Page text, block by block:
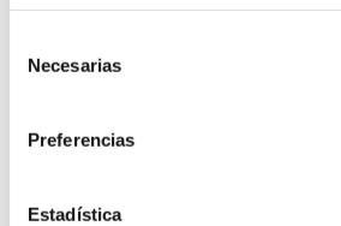
Necesarias
Preferencias
Estadística
mediterrània es troben en